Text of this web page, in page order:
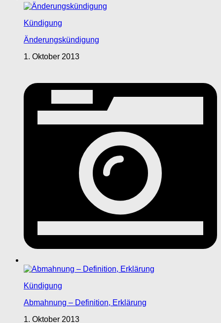
Kündigung
Änderungskündigung
1. Oktober 2013
Kündigung
Abmahnung – Definition, Erklärung
1. Oktober 2013